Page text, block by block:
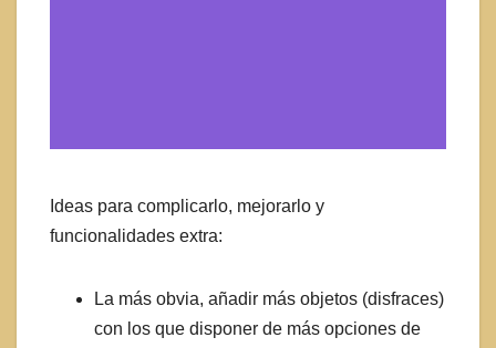
Ideas para complicarlo, mejorarlo y
funcionalidades extra:
La más obvia, añadir más objetos (disfraces)
con los que disponer de más opciones de